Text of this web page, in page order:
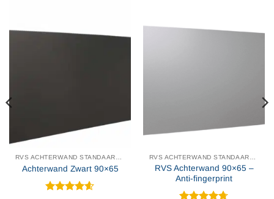
RVS ACHTERWAND STANDAARD MAAT
Achterwand Zwart 90×65
RVS ACHTERWAND STANDAARD MAAT
RVS Achterwand 90×65 –
Anti-fingerprint